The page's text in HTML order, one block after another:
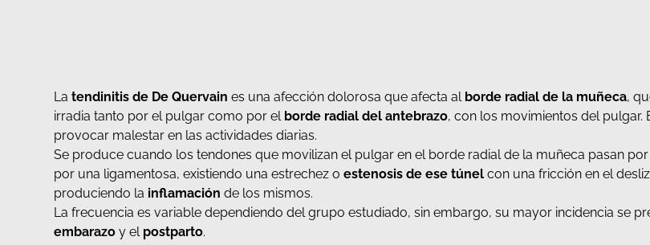
Latendinitis de De Quervain es una afección dolorosa que afecta al borde radial de la muñeca,
irradia tanto por el pulgar como por el borde radial del antebrazo, con los movimientos del
provocar malestar en las actividades diarias.
Se produce cuando los tendones que movilizan el pulgar en el borde radial de la muñeca pasan
por una ligamentosa, existiendo una estrechez oestenosis de ese túnelcon una fricción en el
produciendo la inflamaciónde los mismos.
La frecuencia es variable dependiendo del grupo estudiado, sin embargo, su mayor incidencia se
embarazoy el postparto.